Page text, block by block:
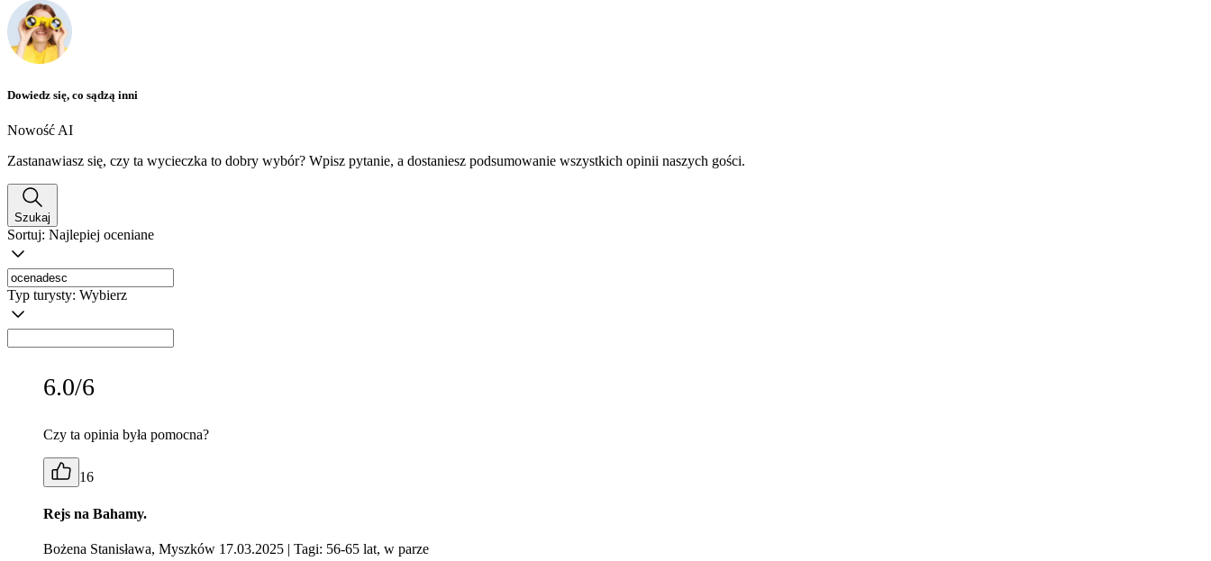
Dowiedz się, co sądzą inni
Nowość AI
Zastanawiasz się, czy ta wycieczka to dobry wybór? Wpisz pytanie, a dostaniesz podsumowanie wszystkich opinii naszych gości.
Szukaj
Sortuj: Najlepiej oceniane
Typ turysty: Wybierz
6.0/6
Czy ta opinia była pomocna?
16
Rejs na Bahamy.
Bożena Stanisława, Myszków 17.03.2025 | Tagi: 56-65 lat, w parze